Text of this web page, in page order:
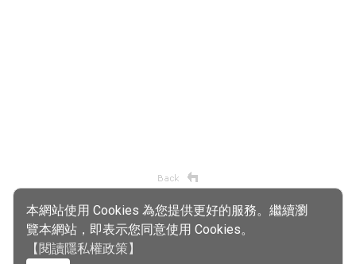
本網站使用 Cookies 為您提供更好的服務。繼續瀏
覽本網站，即表示您同意使用 Cookies。
【閱讀隱私權政策】